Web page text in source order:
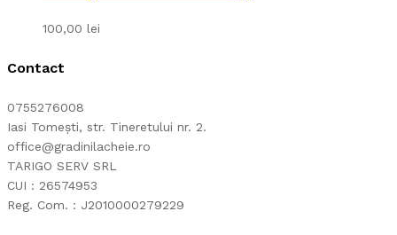
100,00 lei
Contact
0755276008
Iasi Tomești, str. Tineretului nr. 2.
office@gradinilacheie.ro
TARIGO SERV SRL
CUI : 26574953
Reg. Com. : J2010000279229